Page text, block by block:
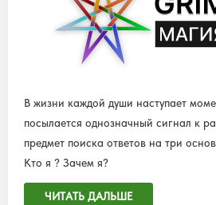
В жизни каждой души наступает
посылается однозначный сигнал к
предмет поиска ответов на три
Кто я ? Зачем я?
ЧИТАТЬ ДАЛЬШЕ